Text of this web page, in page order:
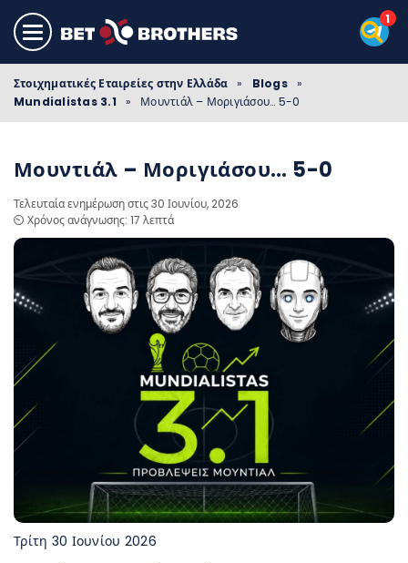
Στοιχηματικές Εταιρείες στην Ελλάδα » Blogs »
Mundialistas 3.1
» Μουντιάλ – Μοριγιάσου… 5-0
Μουντιάλ – Μοριγιάσου… 5-0
Τελευταία ενημέρωση στις 30 Ιουνίου, 2026
⏲️ Χρόνος ανάγνωσης: 17 λεπτά
Τρίτη 30 Ιουνίου 2026